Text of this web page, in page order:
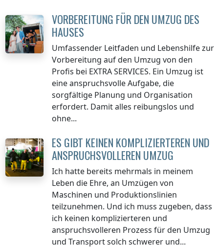
VORBEREITUNG FÜR DEN UMZUG DES
HAUSES
Umfassender Leitfaden und Lebenshilfe zur
Vorbereitung auf den Umzug von den
Profis bei EXTRA SERVICES. Ein Umzug ist
eine anspruchsvolle Aufgabe, die
sorgfältige Planung und Organisation
erfordert. Damit alles reibungslos und
ohne...
ES GIBT KEINEN KOMPLIZIERTEREN UND
ANSPRUCHSVOLLEREN UMZUG
Ich hatte bereits mehrmals in meinem
Leben die Ehre, an Umzügen von
Maschinen und Produktionslinien
teilzunehmen. Und ich muss zugeben, dass
ich keinen komplizierteren und
anspruchsvolleren Prozess für den Umzug
und Transport solch schwerer und...